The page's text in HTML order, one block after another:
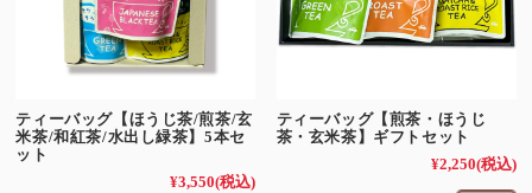
ティーバッグ【ほうじ茶/煎茶/玄
米茶/和紅茶/水出し緑茶】5本セ
ット
¥3,550(税込)
ティーバッグ【煎茶・ほうじ
茶・玄米茶】ギフトセット
¥2,250(税込)